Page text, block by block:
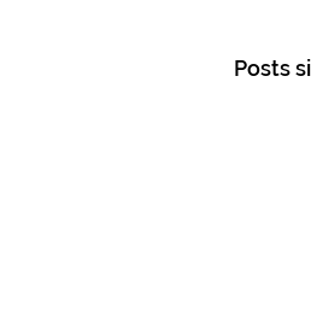
Posts